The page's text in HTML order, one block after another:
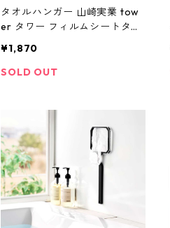
タオルハンガー 山崎実業 tow
er タワー フィルムシートタオ
ック
¥1,870
SOLD OUT